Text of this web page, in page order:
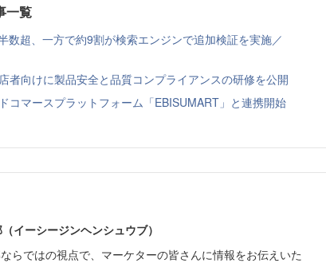
一覧
数超、一方で約9割が検索エンジンで追加検証を実施／
者向けに製品安全と品質コンプライアンスの研修を公開
コマースプラットフォーム「EBISUMART」と連携開始
イーシージンヘンシュウブ）
らではの視点で、マーケターの皆さんに情報をお伝えいた